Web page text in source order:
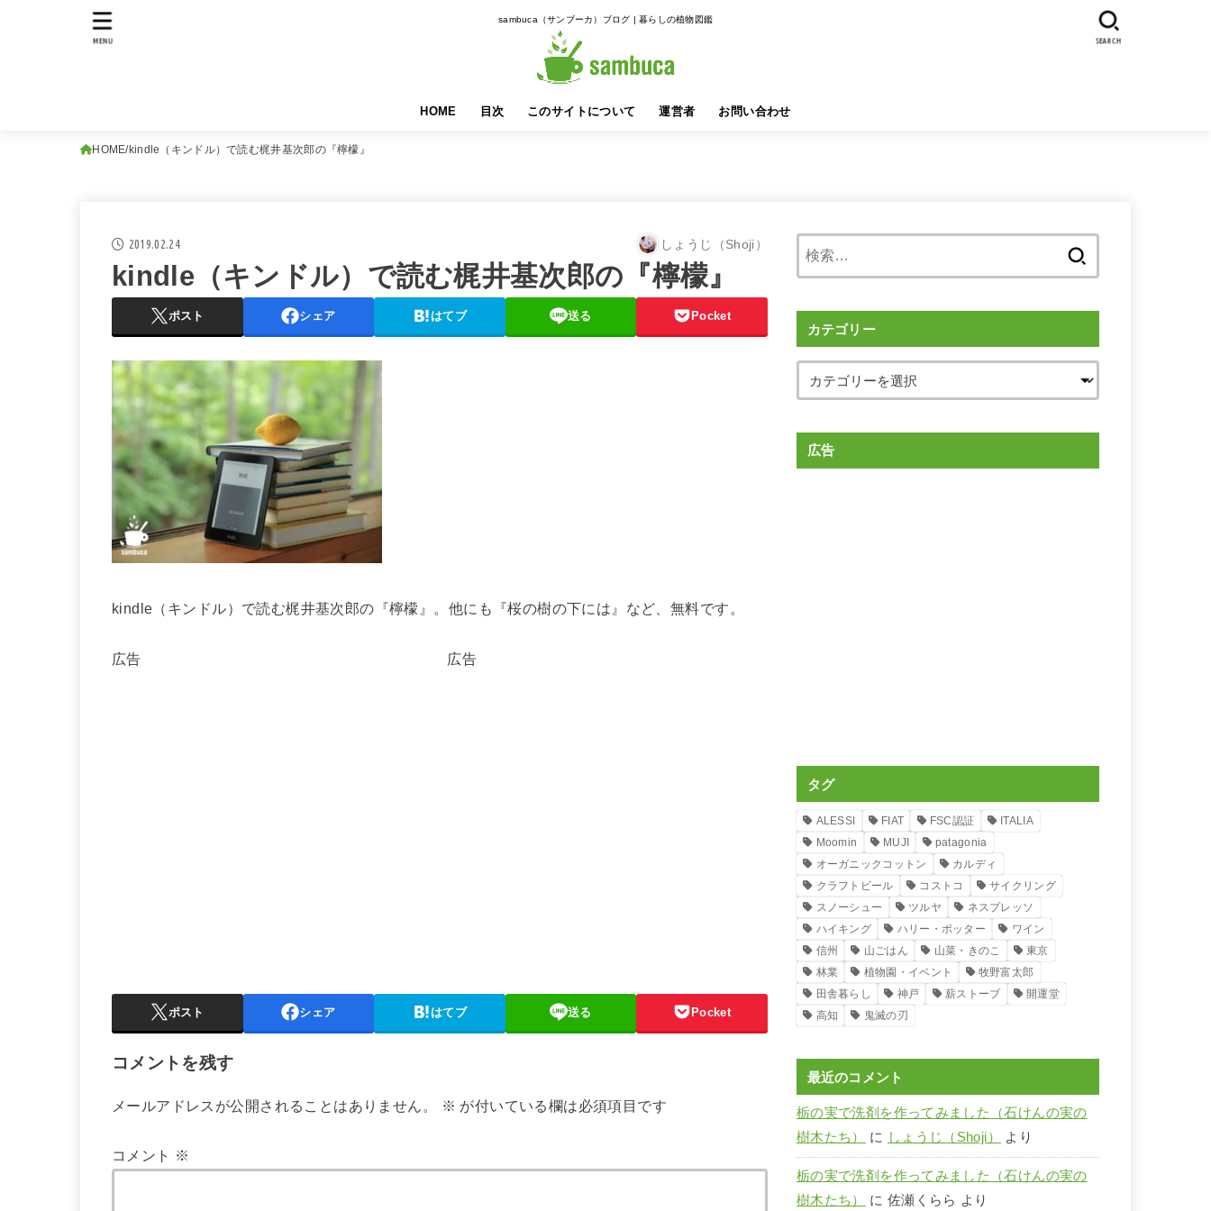
sambuca（サンブーカ）ブログ | 暮らしの植物図鑑
HOME 目次 このサイトについて 運営者 お問い合わせ
SEARCH
MENU
HOME kindle（キンドル）で読む梶井基次郎の『檸檬』
2019.02.24 しょうじ（Shoji）
kindle（キンドル）で読む梶井基次郎の『檸檬』
ポスト シェア はてブ 送る Pocket
kindle（キンドル）で読む梶井基次郎の『檸檬』。他にも『桜の樹の下には』など、無料です。
広告 広告
ポスト シェア はてブ 送る Pocket
コメントを残す
メールアドレスが公開されることはありません。 ※ が付いている欄は必須項目です
コメント ※
カテゴリー
広告
タグ
ALESSI FIAT FSC認証
ITALIA
Moomin
MUJI
patagonia
オーガニックコットン
カルディ
クラフトビール
コストコ
サイクリング
スノーシュー
ツルヤ
ネスプレッソ
ハイキング
ハリー・ポッター
ワイン
信州
山ごはん 山菜・きのこ
東京
林業
植物園・イベント
牧野富太郎
田舎暮らし
神戸 薪ストーブ
開運堂
高知
鬼滅の刃
最近のコメント
栃の実で洗剤を作ってみました（石けんの実の
樹木たち）
に しょうじ（Shoji） より
栃の実で洗剤を作ってみました（石けんの実の
樹木たち）
に 佐瀬くらら より